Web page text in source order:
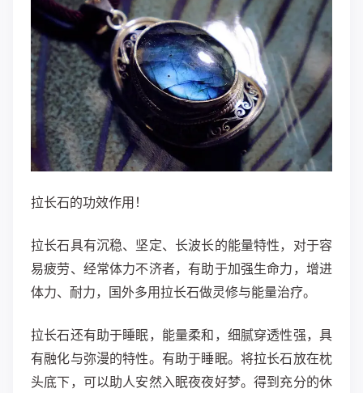
拉长石的功效作用！
拉长石具有沉稳、坚定、长波长的能量特性，对于容
易疲劳、经常体力不济者，有助于加强生命力，增进
体力、耐力，国外多用拉长石做灵修与能量治疗。
拉长石还有助于睡眠，能量柔和，细腻穿透性强，具
有融化与弥漫的特性。有助于睡眠。将拉长石放在枕
头底下，可以助人安然入眠夜夜好梦。得到充分的休